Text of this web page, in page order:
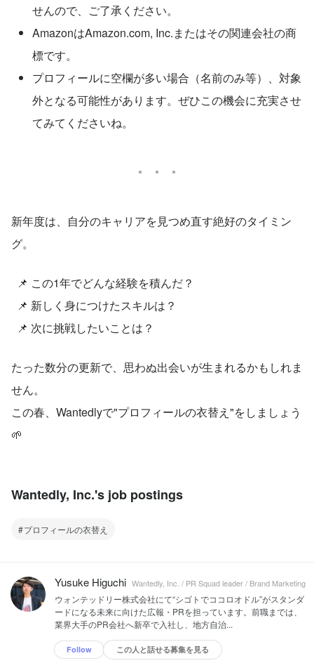
せんので、ご了承ください。
AmazonはAmazon.com, Inc.またはその関連会社の商
標です。
プロフィールに空欄が多い場合（名前のみ等）、対象
外となる可能性があります。ぜひこの機会に充実させ
てみてくださいね。
新年度は、自分のキャリアを見つめ直す絶好のタイミン
グ。
  📌 この1年でどんな経験を積んだ？
  📌 新しく身につけたスキルは？
  📌 次に挑戦したいことは？
たった数分の更新で、思わぬ出会いが生まれるかもしれま
せん。
この春、Wantedlyで"プロフィールの衣替え"をしましょう
🌱
Wantedly, Inc.'s job postings
プロフィールの衣替え
Yusuke Higuchi Wantedly, Inc. / PR Squad leader / Brand Marketing
ウォンテッドリー株式会社にて“シゴトでココロオドル”がスタンダ
ードになる未来に向けた広報・PRを担っています。前職までは、
業界大手のPR会社へ新卒で入社し、地方自治...
Follow この人と話せる募集を見る